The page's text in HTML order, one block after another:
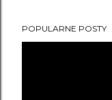
POPULARNE POSTY